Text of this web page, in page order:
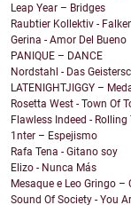
Leap Year – Bridges
Raubtier Kollektiv -
Gerina - Amor Del Bueno
PANIQUE – DANCE
Nordstahl - Das
LATENIGHTJIGGY –
Rosetta West - Town Of
Flawless Indeed -
1nter – Espejismo
Rafa Tena - Gitano soy
Elizo - Nunca Más
Mesaque e Leo Gringo –
Sound Of Society - You